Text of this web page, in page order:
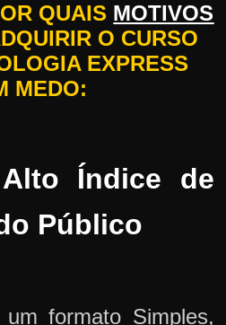
QUAIS MOTIVOS
O CURSO
EXPRESS
MEDO:
Índice de
Público
formato Simples,